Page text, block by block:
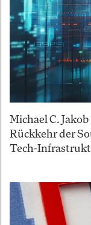
Michael C.
Rückkehr der
Tech-